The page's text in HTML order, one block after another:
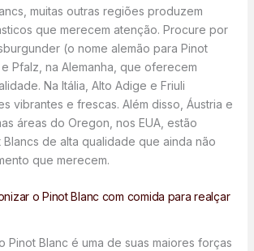
muitas outras regiões produzem
que merecem atenção. Procure por
(o nome alemão para Pinot
Pfalz, na Alemanha, que oferecem
Na Itália, Alto Adige e Friuli
vibrantes e frescas. Além disso, Áustria e
áreas do Oregon, nos EUA, estão
de alta qualidade que ainda não
que merecem.
o Pinot Blanc com comida para realçar
Pinot Blanc é uma de suas maiores forças